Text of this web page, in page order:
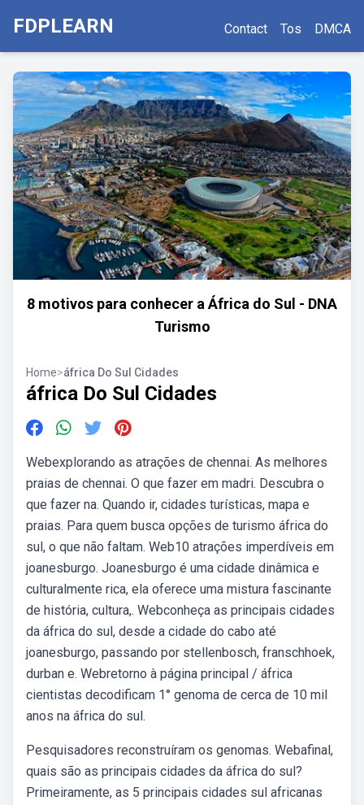
FDPLEARN Contact Tos DMCA
8 motivos para conhecer a África do Sul - DNA
Turismo
Home>áfrica Do Sul Cidades
áfrica Do Sul Cidades
Webexplorando as atrações de chennai. As melhores
praias de chennai. O que fazer em madri. Descubra o
que fazer na. Quando ir, cidades turísticas, mapa e
praias. Para quem busca opções de turismo áfrica do
sul, o que não faltam. Web10 atrações imperdíveis em
joanesburgo. Joanesburgo é uma cidade dinâmica e
culturalmente rica, ela oferece uma mistura fascinante
de história, cultura,. Webconheça as principais cidades
da áfrica do sul, desde a cidade do cabo até
joanesburgo, passando por stellenbosch, franschhoek,
durban e. Webretorno à página principal / áfrica
cientistas decodificam 1° genoma de cerca de 10 mil
anos na áfrica do sul.
Pesquisadores reconstruíram os genomas. Webafinal,
quais são as principais cidades da áfrica do sul?
Primeiramente, as 5 principais cidades sul africanas